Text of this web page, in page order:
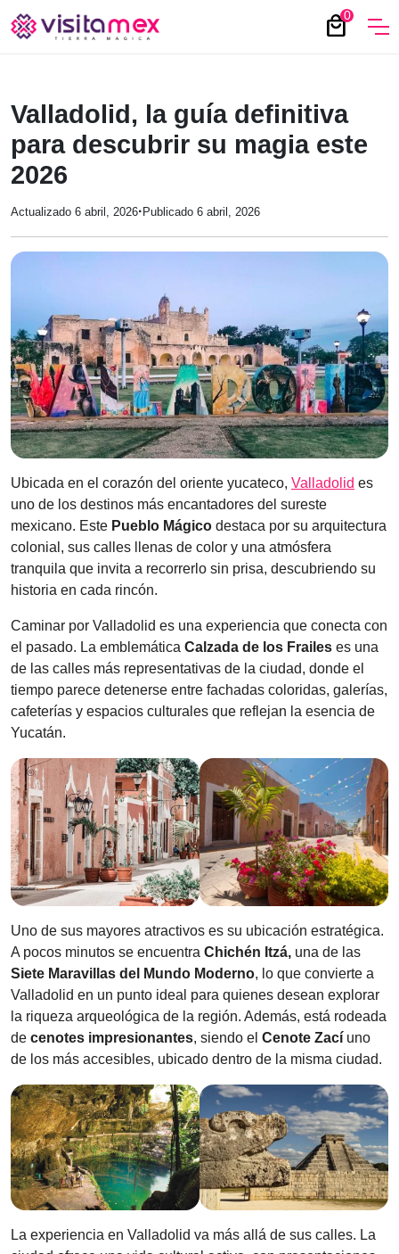
0
local_mall
Valladolid, la guía definitiva
para descubrir su magia este
2026
Actualizado 6 abril, 2026·Publicado 6 abril, 2026
Ubicada en el corazón del oriente yucateco, Valladolid es
uno de los destinos más encantadores del sureste
mexicano. Este Pueblo Mágico destaca por su arquitectura
colonial, sus calles llenas de color y una atmósfera
tranquila que invita a recorrerlo sin prisa, descubriendo su
historia en cada rincón.
Caminar por Valladolid es una experiencia que conecta con
el pasado. La emblemática Calzada de los Frailes es una
de las calles más representativas de la ciudad, donde el
tiempo parece detenerse entre fachadas coloridas, galerías,
cafeterías y espacios culturales que reflejan la esencia de
Yucatán.
Uno de sus mayores atractivos es su ubicación estratégica.
A pocos minutos se encuentra Chichén Itzá, una de las
Siete Maravillas del Mundo Moderno, lo que convierte a
Valladolid en un punto ideal para quienes desean explorar
la riqueza arqueológica de la región. Además, está rodeada
de cenotes impresionantes, siendo el Cenote Zací uno
de los más accesibles, ubicado dentro de la misma ciudad.
La experiencia en Valladolid va más allá de sus calles. La